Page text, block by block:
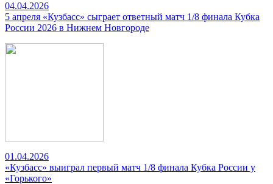
04.04.2026
5 апреля «Кузбасс» сыграет ответный матч 1/8 финала Кубка
России 2026 в Нижнем Новгороде
01.04.2026
«Кузбасс» выиграл первый матч 1/8 финала Кубка России у
«Горького»